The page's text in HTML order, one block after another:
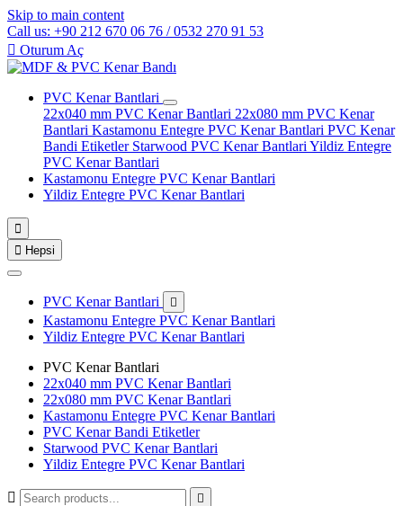
Skip to main content
Call us: +90 212 670 06 76 / 0532 270 91 53
 Oturum Aç
PVC Kenar Bantlari
22x040 mm PVC Kenar Bantlari 22x080 mm PVC Kenar
Bantlari Kastamonu Entegre PVC Kenar Bantlari PVC Kenar
Bandi Etiketler Starwood PVC Kenar Bantlari Yildiz Entegre
PVC Kenar Bantlari
Kastamonu Entegre PVC Kenar Bantlari
Yildiz Entegre PVC Kenar Bantlari

 Hepsi
PVC Kenar Bantlari 
Kastamonu Entegre PVC Kenar Bantlari
Yildiz Entegre PVC Kenar Bantlari
PVC Kenar Bantlari
22x040 mm PVC Kenar Bantlari
22x080 mm PVC Kenar Bantlari
Kastamonu Entegre PVC Kenar Bantlari
PVC Kenar Bandi Etiketler
Starwood PVC Kenar Bantlari
Yildiz Entegre PVC Kenar Bantlari
 